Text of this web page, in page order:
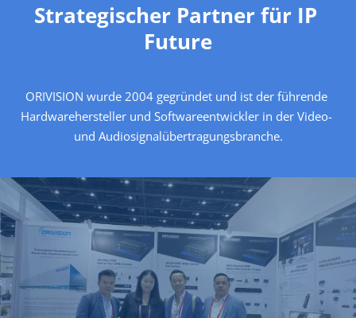
Strategischer Partner für IP
Future
ORIVISION wurde 2004 gegründet und ist der führende
Hardwarehersteller und Softwareentwickler in der Video-
und Audiosignalübertragungsbranche.